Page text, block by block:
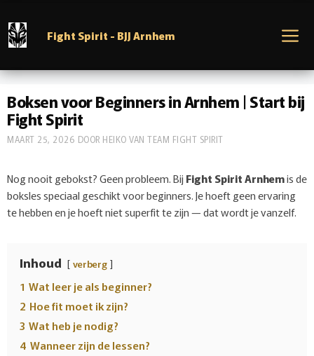
naar
de
inhoud
Fight Spirit - BJJ Arnhem
Boksen voor Beginners in Arnhem | Start bij
Fight Spirit
MAART 25, 2026 DOOR HEIKO VAN TEAM FIGHT SPIRIT
Nog nooit gebokst? Geen probleem. Bij Fight Spirit Arnhemis de
boksles speciaal geschikt voor beginners. Je hoeft geen ervaring
te hebben en je hoeft niet superfit te zijn — dat wordt je vanzelf.
Inhoud verberg
1 Wat leer je als beginner?
2 Hoe fit moet ik zijn?
3 Wat heb je nodig?
4 Wanneer zijn de lessen?